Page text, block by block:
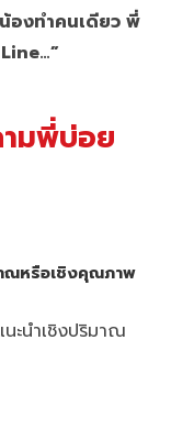
องทำคนเดียว พี่
มพี่บ่อย
ณหรือเชิงคุณภาพ
ะนำเชิงปริมาณ